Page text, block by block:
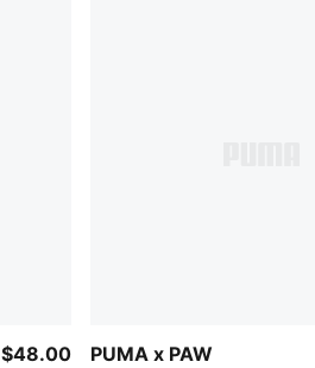
$48.00
PUMA x PAW